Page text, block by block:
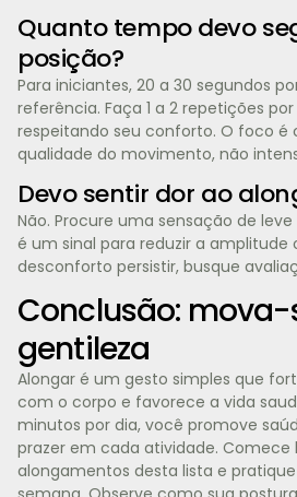
Quanto tempo devo
posição?
Para iniciantes, 20 a 30 segundos
referência. Faça 1 a 2 repetições
respeitando seu conforto. O foco é
qualidade do movimento, não
Devo sentir dor ao
Não. Procure uma sensação de
é um sinal para reduzir a amplitude
desconforto persistir, busque
Conclusão:
gentileza
Alongar é um gesto simples que
com o corpo e favorece a vida
minutos por dia, você promove
prazer em cada atividade. Comece
alongamentos desta lista e